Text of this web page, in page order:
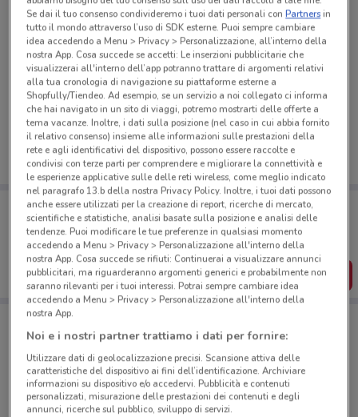
Ci dispiace, al momento non abbiamo pubblicato
volantini nella tua zona. Riprova più tardi.
Porta DoveConviene sempre con te!
Puoi trovare le migliori offerte dei negozi vicino a te,
salvarle e creare la tua lista del risparmio, comodamente
dal tuo cellulare.
SCARICA L’APP
Negozi Caffitaly a Ostia
Se dai il tuo consenso condivideremo i tuoi dati personali conPartnersin
tutto il mondo attraverso l’uso di SDK esterne. Puoi sempre cambiare
idea accedendo a Menu > Privacy > Personalizzazione, all’interno della
nostra App. Cosa succede se accetti: Le inserzioni pubblicitarie che
visualizzerai all'interno dell’app potranno trattare di argomenti relativi
alla tua cronologia di navigazione su piattaforme esterne a
Shopfully/Tiendeo. Ad esempio, se un servizio a noi collegato ci informa
che hai navigato in un sito di viaggi, potremo mostrarti delle offerte a
tema vacanze. Inoltre, i dati sulla posizione (nel caso in cui abbia fornito
il relativo consenso) insieme alle informazioni sulle prestazioni della
rete e agli identificativi del dispositivo, possono essere raccolte e
condivisi con terze parti per comprendere e migliorare la connettività e
le esperienze applicative sulle delle reti wireless, come meglio indicato
nel paragrafo 13.b della nostra Privacy Policy. Inoltre, i tuoi dati possono
anche essere utilizzati per la creazione di report, ricerche di mercato,
scientifiche e statistiche, analisi basate sulla posizione e analisi delle
tendenze. Puoi modificare le tue preferenze in qualsiasi momento
accedendo a Menu > Privacy > Personalizzazione all'interno della
nostra App. Cosa succede se rifiuti: Continuerai a visualizzare annunci
pubblicitari, ma riguarderanno argomenti generici e probabilmente non
saranno rilevanti per i tuoi interessi. Potrai sempre cambiare idea
accedendo a Menu > Privacy > Personalizzazione all'interno della
nostra App.
Noi e i nostri partner trattiamo i dati per fornire:
Utilizzare dati di geolocalizzazione precisi. Scansione attiva delle
caratteristiche del dispositivo ai fini dell’identificazione. Archiviare
informazioni su dispositivo e/o accedervi. Pubblicità e contenuti
personalizzati, misurazione delle prestazioni dei contenuti e degli
annunci, ricerche sul pubblico, sviluppo di servizi.